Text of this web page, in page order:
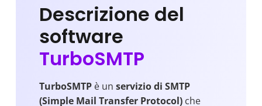
Descrizione del
software
TurboSMTP
TurboSMTPè un servizio di SMTP
(Simple Mail Transfer Protocol)che